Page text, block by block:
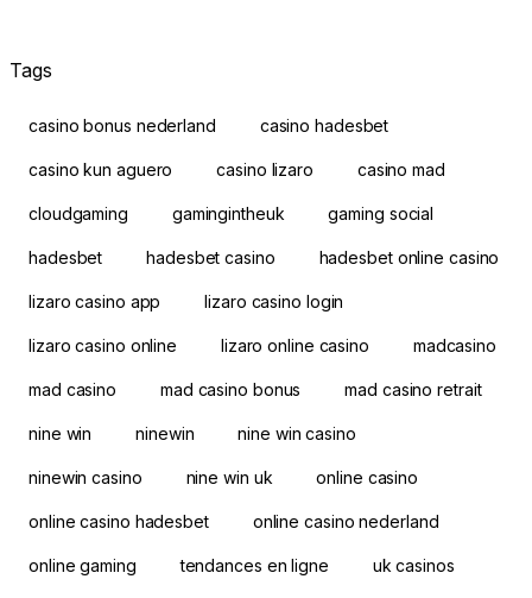
Tags
casino bonus nederland casino hadesbet
casino kun aguero casino lizaro casino mad
cloudgaming gamingintheuk gaming social
hadesbet hadesbet casino hadesbet online casino
lizaro casino app lizaro casino login
lizaro casino online lizaro online casino madcasino
mad casino mad casino bonus mad casino retrait
nine win ninewin nine win casino
ninewin casino nine win uk online casino
online casino hadesbet online casino nederland
online gaming tendances en ligne uk casinos